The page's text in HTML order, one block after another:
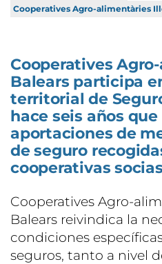
Cooperatives Agro-alimentàries
Cooperatives
Balears participa
territorial de
hace seis años
aportaciones de
de seguro
cooperativas
Cooperatives Agro-
Balears reivindica la
condiciones
seguros, tanto a nivel